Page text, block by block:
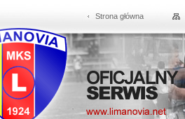
Strona główna